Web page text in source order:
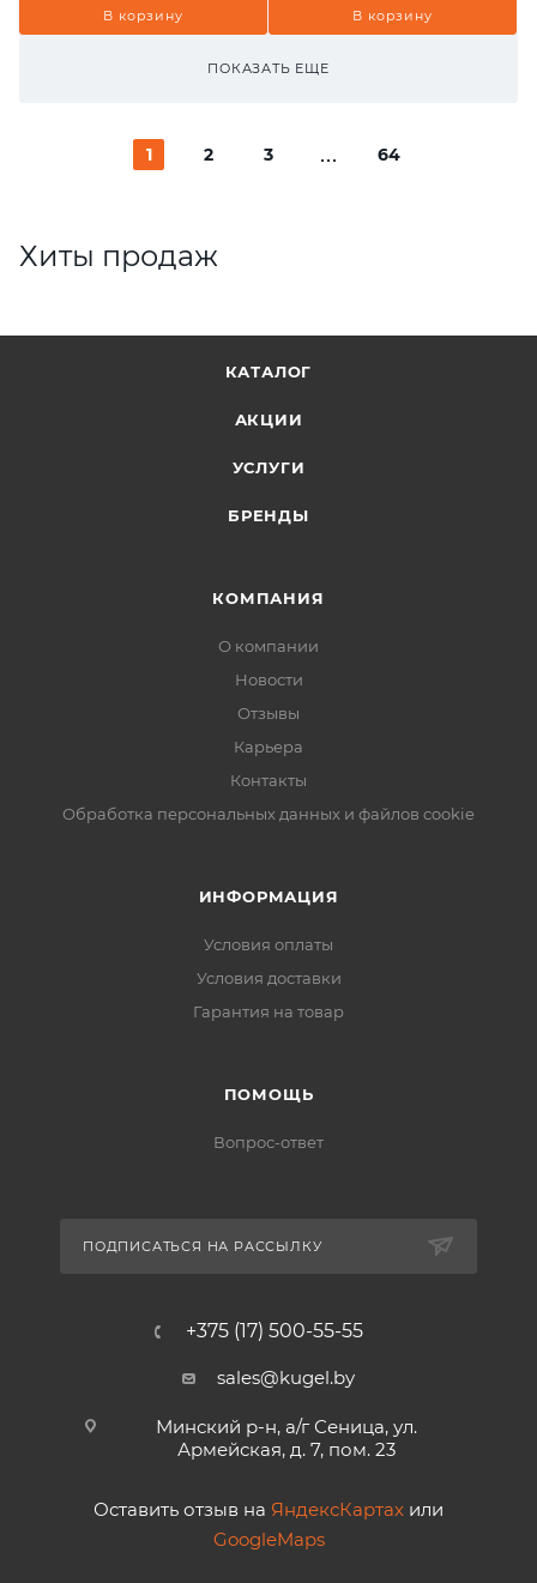
В корзину В корзину
ПОКАЗАТЬ ЕЩЕ
1 2 3 64
Хиты продаж
КАТАЛОГ
АКЦИИ
УСЛУГИ
БРЕНДЫ
КОМПАНИЯ
О компании
Новости
Отзывы
Карьера
Контакты
Обработка персональных данных и файлов cookie
ИНФОРМАЦИЯ
Условия оплаты
Условия доставки
Гарантия на товар
ПОМОЩЬ
Вопрос-ответ
ПОДПИСАТЬСЯ НА РАССЫЛКУ
+375 (17) 500-55-55
sales@kugel.by
Минский р-н, а/г Сеница, ул.
Армейская, д. 7, пом. 23
Оставить отзыв на ЯндексКартах или
GoogleMaps